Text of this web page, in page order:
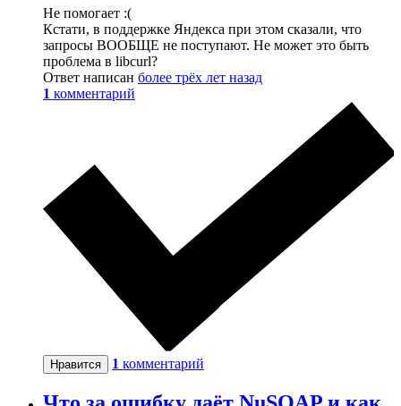
Не помогает :(
Кстати, в поддержке Яндекса при этом сказали, что
запросы ВООБЩЕ не поступают. Не может это быть
проблема в libcurl?
Ответ написан более трёх лет назад
1 комментарий
Нравится 1 комментарий